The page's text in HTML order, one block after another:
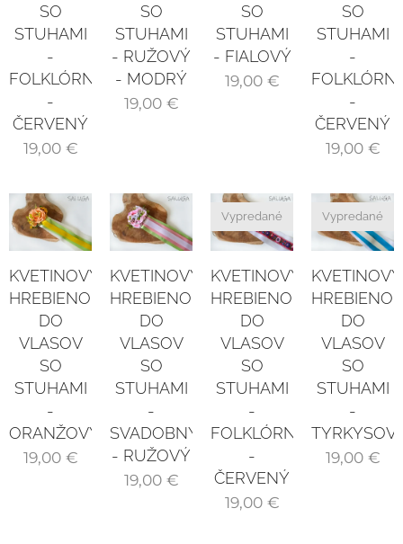
SO
STUHAMI
-
FOLKLÓRNY
-
ČERVENÝ
19,00€
SO
STUHAMI
- RUŽOVÝ
- MODRÝ
19,00€
SO
STUHAMI
- FIALOVÝ
19,00€
SO
STUHAMI
-
-
ČERVENÝ
19,00€
KVETINOVÝ
HREBIENOK
DO
VLASOV
SO
STUHAMI
-
ORANŽOVÝ
19,00€
KVETINOVÝ
HREBIENOK
DO
VLASOV
SO
STUHAMI
-
SVADOBNÝ
- RUŽOVÝ
19,00€
KVETINOVÝ
HREBIENOK
DO
VLASOV
SO
STUHAMI
-
FOLKLÓRNY
-
ČERVENÝ
Vypredané
19,00€
KVETINOVÝ
HREBIENOK
DO
VLASOV
SO
STUHAMI
-
Vypredané
19,00€